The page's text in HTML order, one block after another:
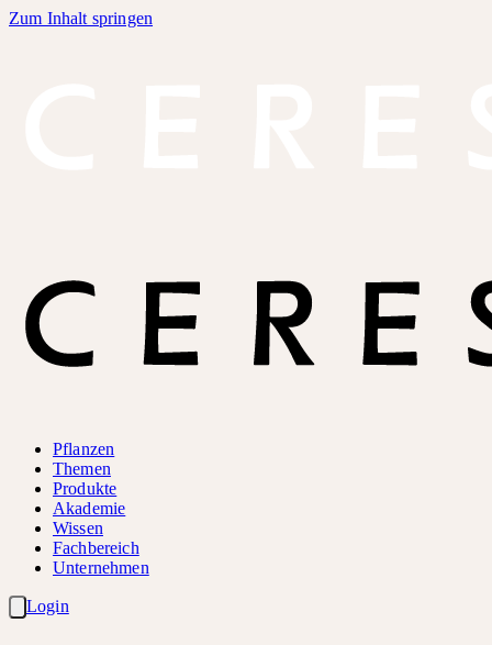
Zum Inhalt springen
Pflanzen
Themen
Produkte
Akademie
Wissen
Fachbereich
Unternehmen
Login